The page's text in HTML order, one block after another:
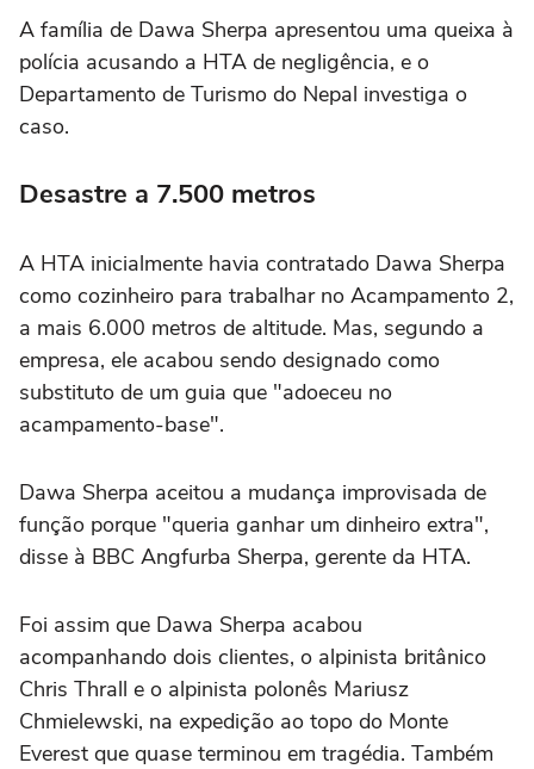
A família de Dawa Sherpa apresentou uma queixa à
polícia acusando a HTA de negligência, e o
Departamento de Turismo do Nepal investiga o
caso.
Desastre a 7.500 metros
A HTA inicialmente havia contratado Dawa Sherpa
como cozinheiro para trabalhar no Acampamento 2,
a mais 6.000 metros de altitude. Mas, segundo a
empresa, ele acabou sendo designado como
substituto de um guia que "adoeceu no
acampamento-base".
Dawa Sherpa aceitou a mudança improvisada de
função porque "queria ganhar um dinheiro extra",
disse à BBC Angfurba Sherpa, gerente da HTA.
Foi assim que Dawa Sherpa acabou
acompanhando dois clientes, o alpinista britânico
Chris Thrall e o alpinista polonês Mariusz
Chmielewski, na expedição ao topo do Monte
Everest que quase terminou em tragédia. Também